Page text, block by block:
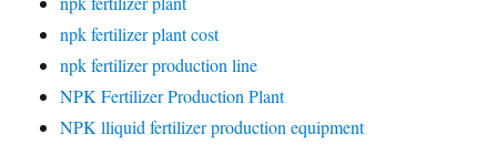
npk fertilizer plant cost
npk fertilizer production line
NPK Fertilizer Production Plant
NPK lliquid fertilizer production equipment